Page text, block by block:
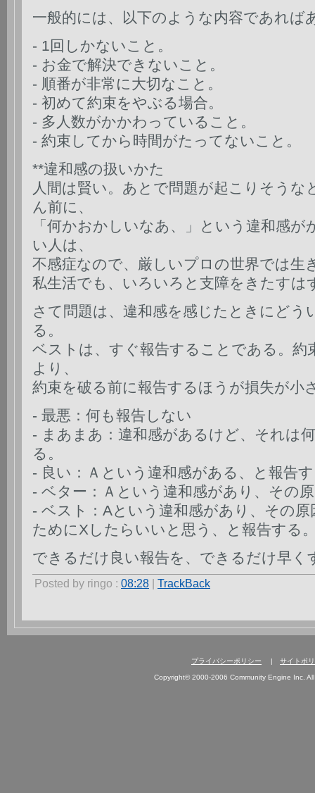
一般的には、以下のような内容であれば
- 1回しかないこと。
- お金で解決できないこと。
- 順番が非常に大切なこと。
- 初めて約束をやぶる場合。
- 多人数がかかわっていること。
- 約束してから時間がたってないこと。
**違和感の扱いかた
人間は賢い。あとで問題が起こりそう
ん前に、
「何かおかしいなあ、」という違和感
い人は、
不感症なので、厳しいプロの世界では生
私生活でも、いろいろと支障をきたすは
さて問題は、違和感を感じたときにどう
る。
ベストは、すぐ報告することである。約
より、
約束を破る前に報告するほうが損失が小
- 最悪：何も報告しない
- まあまあ：違和感があるけど、それは
る。
- 良い：Ａという違和感がある、と報告
- ベター：Ａという違和感があり、その
- ベスト：Aという違和感があり、その
ためにXしたらいいと思う、と報告する
できるだけ良い報告を、できるだけ早く
Posted by ringo : 08:28 | TrackBack
プライバシーポリシー | サイトポ
Copyright© 2000-2006 Community Engine Inc.